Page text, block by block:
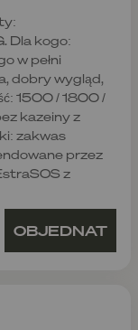
Dla kogo:
w pełni
dobry wygląd,
1500 / 1800 /
kazeiny z
zakwas
przez
z
OBJEDNAT